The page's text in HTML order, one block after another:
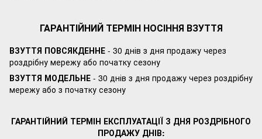
ГАРАНТІЙНИЙ ТЕРМІН НОСІННЯ ВЗУТТЯ
ВЗУТТЯ ПОВСЯКДЕННЕ - 30 днів з дня продажу через
роздрібну мережу або початку сезону
ВЗУТТЯ МОДЕЛЬНЕ - 30 днів з дня продажу через роздрібну
мережу або з початку сезону
ГАРАНТІЙНИЙ ТЕРМІН ЕКСПЛУАТАЦІЇ З ДНЯ РОЗДРІБНОГО
ПРОДАЖУ ДНІВ: